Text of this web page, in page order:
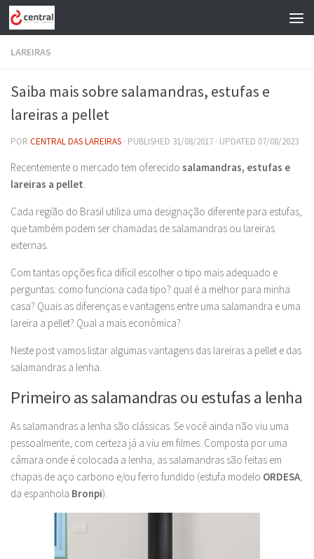
Skip to content
LAREIRAS
Saiba mais sobre salamandras, estufas e
lareiras a pellet
POR CENTRAL DAS LAREIRAS · PUBLISHED 31/08/2017 · UPDATED 07/08/2023
Recentemente o mercado tem oferecido salamandras, estufas e
lareiras a pellet.
Cada região do Brasil utiliza uma designação diferente para estufas,
que também podem ser chamadas de salamandras ou lareiras
externas.
Com tantas opções fica difícil escolher o tipo mais adequado e
perguntas: como funciona cada tipo? qual é a melhor para minha
casa? Quais as diferenças e vantagens entre uma salamandra e uma
lareira a pellet? Qual a mais econômica?
Neste post vamos listar algumas vantagens das lareiras a pellet e das
salamandras a lenha.
Primeiro as salamandras ou estufas a lenha
As salamandras a lenha são clássicas. Se você ainda não viu uma
pessoalmente, com certeza já a viu em filmes. Composta por uma
câmara onde é colocada a lenha, as salamandras são feitas em
chapas de aço carbono e/ou ferro fundido (estufa modelo ORDESA,
da espanhola Bronpi).